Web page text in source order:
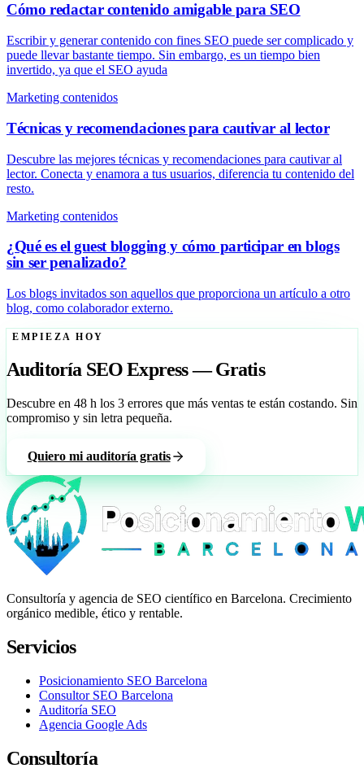
Cómo redactar contenido amigable para SEO
Escribir y generar contenido con fines SEO puede ser complicado y
puede llevar bastante tiempo. Sin embargo, es un tiempo bien
invertido, ya que el SEO ayuda
Marketing contenidos
Técnicas y recomendaciones para cautivar al lector
Descubre las mejores técnicas y recomendaciones para cautivar al
lector. Conecta y enamora a tus usuarios, diferencia tu contenido del
resto.
Marketing contenidos
¿Qué es el guest blogging y cómo participar en blogs
sin ser penalizado?
Los blogs invitados son aquellos que proporciona un artículo a otro
blog, como colaborador externo.
EMPIEZA HOY
Auditoría SEO Express — Gratis
Descubre en 48 h los 3 errores que más ventas te están costando. Sin
compromiso y sin letra pequeña.
Quiero mi auditoría gratis
Consultoría y agencia de SEO científico en Barcelona. Crecimiento
orgánico medible, ético y rentable.
Servicios
Posicionamiento SEO Barcelona
Consultor SEO Barcelona
Auditoría SEO
Agencia Google Ads
Consultoría